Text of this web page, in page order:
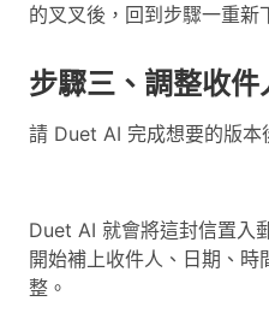
的叉叉後，回到步驟一重新
步驟三、調整收
請 Duet AI 完成想要的版本
Duet AI 就會將這封信置入
開始補上收件人、日期、時
整。